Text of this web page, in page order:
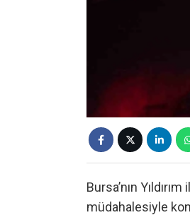
Bursa’nın
müdahalesiyle